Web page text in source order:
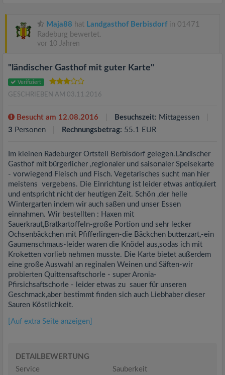
Maja88 hat Landgasthof Berbisdorf in 01471
Radeburg bewertet.
vor 10 Jahren
"ländischer Gasthof mit guter Karte"
Verifiziert
GESCHRIEBEN AM 03.11.2016
Besucht am 12.08.2016 Besuchszeit: Mittagessen
3 Personen Rechnungsbetrag: 55.1 EUR
Im kleinen Radeburger Ortsteil Berbisdorf gelegen.Ländischer
Gasthof mit bürgerlicher ,regionaler und saisonaler Speisekarte
- vorwiegend Fleisch und Fisch. Vegetarisches sucht man hier
meistens vergebens. Die Einrichtung ist leider etwas antiquiert
und entspricht nicht der heutigen Zeit. Schön ,der helle
Wintergarten indem wir auch saßen und unser Essen
einnahmen. Wir bestellten : Haxen mit
Sauerkraut,Bratkartoffeln-große Portion und sehr lecker
Ochsenbäckchen mit Pfifferlingen-die Bäckchen butterzart,-ein
Gaumenschmaus-leider waren die Knödel aus,sodas ich mit
Kroketten vorlieb nehmen musste. Die Karte bietet außerdem
eine große Auswahl an reginalen Weinen und Säften-wir
probierten Quittensaftschorle - super Aronia-
Pfirsichsaftschorle - leider etwas zu sauer für unseren
Geschmack,aber bestimmt finden sich auch Liebhaber dieser
Sauren Köstlichkeit.
[Auf extra Seite anzeigen]
DETAILBEWERTUNG
Service
Sauberkeit